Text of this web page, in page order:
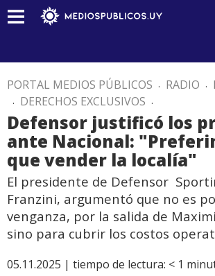
PORTAL MEDIOS PÚBLICOS . RADIO .
. DERECHOS EXCLUSIVOS .
Defensor justificó los
ante Nacional:
que vender la localía"
El presidente de Defensor
Franzini, argumentó que no es
venganza, por la salida de
sino para cubrir los costos
05.11.2025 | tiempo de lectura: < 1